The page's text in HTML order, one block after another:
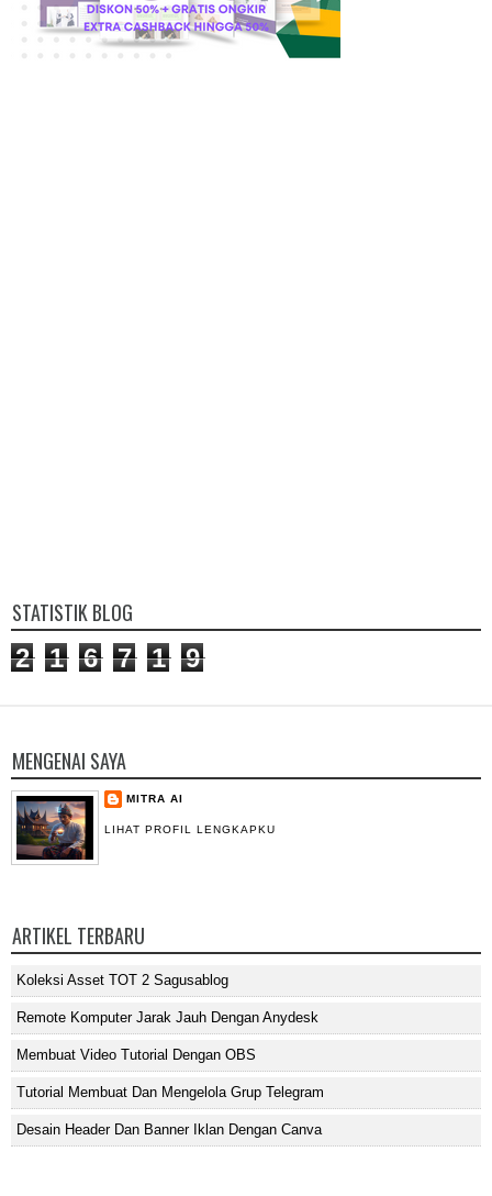
STATISTIK BLOG
2 1 6 7 1 9
MENGENAI SAYA
MITRA AI
LIHAT PROFIL LENGKAPKU
ARTIKEL TERBARU
Koleksi Asset TOT 2 Sagusablog
Remote Komputer Jarak Jauh Dengan Anydesk
Membuat Video Tutorial Dengan OBS
Tutorial Membuat Dan Mengelola Grup Telegram
Desain Header Dan Banner Iklan Dengan Canva